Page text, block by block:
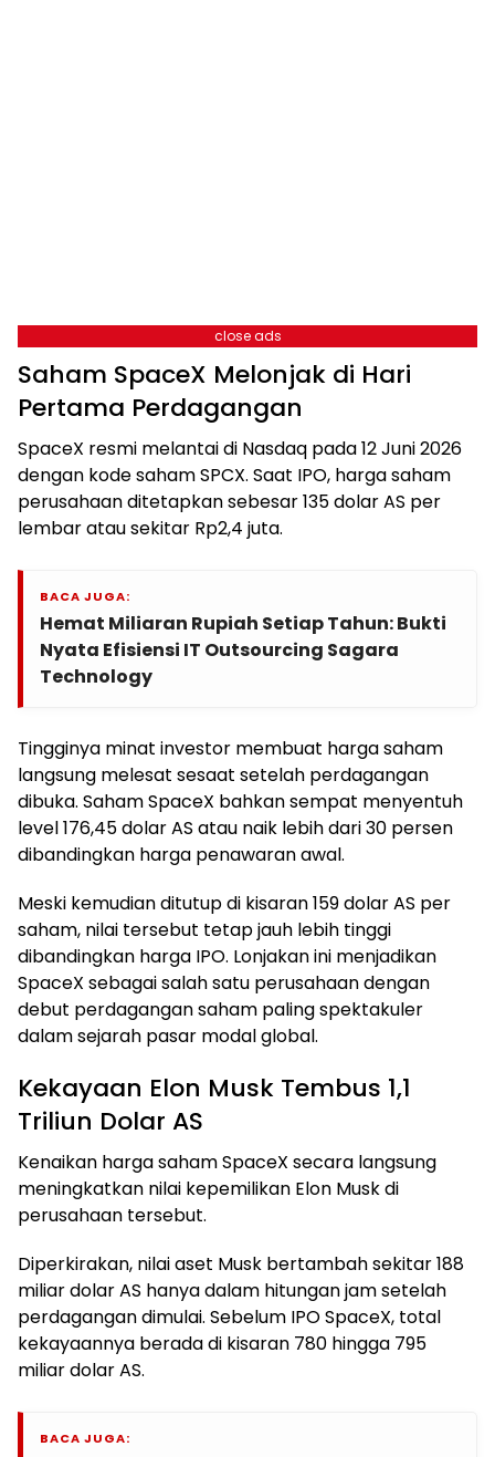
close ads
Saham SpaceX Melonjak di Hari
Pertama Perdagangan
SpaceX resmi melantai di Nasdaq pada 12 Juni 2026
dengan kode saham SPCX. Saat IPO, harga saham
perusahaan ditetapkan sebesar 135 dolar AS per
lembar atau sekitar Rp2,4 juta.
BACA JUGA:
Hemat Miliaran Rupiah Setiap Tahun: Bukti
Nyata Efisiensi IT Outsourcing Sagara
Technology
Tingginya minat investor membuat harga saham
langsung melesat sesaat setelah perdagangan
dibuka. Saham SpaceX bahkan sempat menyentuh
level 176,45 dolar AS atau naik lebih dari 30 persen
dibandingkan harga penawaran awal.
Meski kemudian ditutup di kisaran 159 dolar AS per
saham, nilai tersebut tetap jauh lebih tinggi
dibandingkan harga IPO. Lonjakan ini menjadikan
SpaceX sebagai salah satu perusahaan dengan
debut perdagangan saham paling spektakuler
dalam sejarah pasar modal global.
Kekayaan Elon Musk Tembus 1,1
Triliun Dolar AS
Kenaikan harga saham SpaceX secara langsung
meningkatkan nilai kepemilikan Elon Musk di
perusahaan tersebut.
Diperkirakan, nilai aset Musk bertambah sekitar 188
miliar dolar AS hanya dalam hitungan jam setelah
perdagangan dimulai. Sebelum IPO SpaceX, total
kekayaannya berada di kisaran 780 hingga 795
miliar dolar AS.
BACA JUGA: